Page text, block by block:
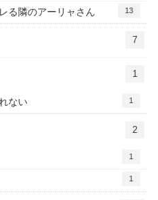
る隣のアーリャさん 13
7
1
ない 1
2
1
1